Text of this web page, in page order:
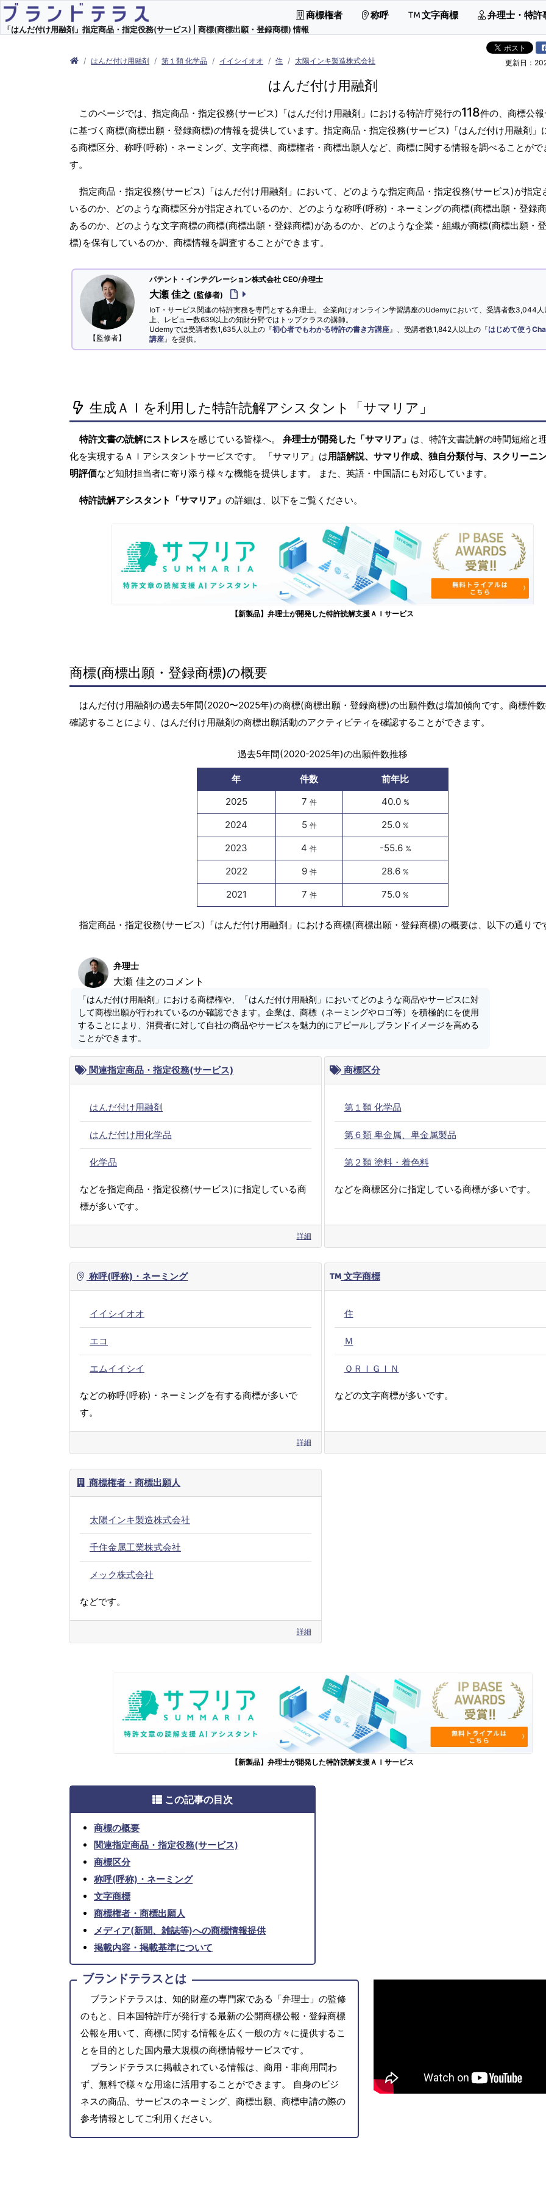
「はんだ付け用融剤」指定商品・指定役務(サービス) | 商標(商標出願・登録商標) 情報
商標権者 称呼 文字商標 弁理士・特許
はんだ付け用融剤 第１類 化学品 イイシイオオ 住 太陽インキ製造株式会社 更新日：
はんだ付け用融剤
このページでは、指定商品・指定役務(サービス)「はんだ付け用融剤」における特許庁発行の118件の、商標公
に基づく商標(商標出願・登録商標)の情報を提供しています。指定商品・指定役務(サービス)「はんだ付け用融剤」
る商標区分、称呼(呼称)・ネーミング、文字商標、商標権者・商標出願人など、商標に関する情報を調べることがで
す。
指定商品・指定役務(サービス)「はんだ付け用融剤」において、どのような指定商品・指定役務(サービス)が指定
いるのか、どのような商標区分が指定されているのか、どのような称呼(呼称)・ネーミングの商標(商標出願・登録
あるのか、どのような文字商標の商標(商標出願・登録商標)があるのか、どのような企業・組織が商標(商標出願・
標)を保有しているのか、商標情報を調査することができます。
【監修者】
パテント・インテグレーション株式会社 CEO/弁理士
大瀬 佳之 (監修者)
IoT・サービス関連の特許実務を専門とする弁理士。 企業向けオンライン学習講座のUdemyにおいて、受講者数3,044人
上、レビュー数639以上の知財分野ではトップクラスの講師。
Udemyでは受講者数1,635人以上の『初心者でもわかる特許の書き方講座 』、受講者数1,842人以上の『はじめて使う
講座 』を提供。
生成ＡＩを利用した特許読解アシスタント「サマリア」
特許文書の読解にストレスを感じている皆様へ。 弁理士が開発した「サマリア」 は、特許文書読解の時間短縮と
化を実現するＡＩアシスタントサービスです。 「サマリア」は用語解説、サマリ作成、独自分類付与、スクリーニ
明評価など知財担当者に寄り添う様々な機能を提供します。 また、英語・中国語にも対応しています。
特許読解アシスタント「サマリア」 の詳細は、以下をご覧ください。
【新製品】弁理士が開発した特許読解支援ＡＩサービス
商標(商標出願・登録商標)の概要
はんだ付け用融剤の過去5年間(2020〜2025年)の商標(商標出願・登録商標)の出願件数は増加傾向です。商標件
確認することにより、はんだ付け用融剤の商標出願活動のアクティビティを確認することができます。
過去5年間(2020-2025年)の出願件数推移
年 件数
前年比
2025
7 件 40.0 %
2024 5 件 25.0 %
2023 4件 -55.6 %
2022 9 件 28.6 %
2021 7 件 75.0 %
指定商品・指定役務(サービス)「はんだ付け用融剤」における商標(商標出願・登録商標)の概要は、以下の通りで
弁理士
大瀬 佳之のコメント
「はんだ付け用融剤」における商標権や、「はんだ付け用融剤」においてどのような商品やサービスに対
して商標出願が行われているのか確認できます。企業は、商標（ネーミングやロゴ等）を積極的にを使用
することにより、消費者に対して自社の商品やサービスを魅力的にアピールしブランドイメージを高める
ことができます。
関連指定商品・指定役務(サービス)
はんだ付け用融剤
はんだ付け用化学品
化学品
などを指定商品・指定役務(サービス)に指定している商
標が多いです。
詳細
商標区分
第１類 化学品
第６類 卑金属、卑金属製品
第２類 塗料・着色料
などを商標区分に指定している商標が多いです。
称呼(呼称)・ネーミング
イイシイオオ
エコ
エムイイシイ
などの称呼(呼称)・ネーミングを有する商標が多いで
す。
詳細
文字商標
住
Ｍ
ＯＲＩＧＩＮ
などの文字商標が多いです。
商標権者・商標出願人
太陽インキ製造株式会社
千住金属工業株式会社
メック株式会社
などです。
詳細
【新製品】弁理士が開発した特許読解支援ＡＩサービス
この記事の目次
商標の概要
関連指定商品・指定役務(サービス)
商標区分
称呼(呼称)・ネーミング
文字商標
商標権者・商標出願人
メディア(新聞、雑誌等)への商標情報提供
掲載内容・掲載基準について
ブランドテラスとは
ブランドテラスは、知的財産の専門家である「弁理士」の監修
のもと、日本国特許庁が発行する最新の公開商標公報・登録商標
公報を用いて、商標に関する情報を広く一般の方々に提供するこ
とを目的とした国内最大規模の商標情報サービスです。
ブランドテラスに掲載されている情報は、商用・非商用問わ
ず、無料で様々な用途に活用することができます。 自身のビジ
ネスの商品、サービスのネーミング、商標出願、商標申請の際の
参考情報としてご利用ください。